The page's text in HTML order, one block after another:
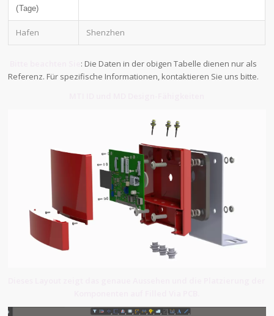
(Tage)
Hafen Shenzhen
: Die Daten in der obigen Tabelle dienen nur als
Referenz. Für spezifische Informationen, kontaktieren Sie uns bitte.